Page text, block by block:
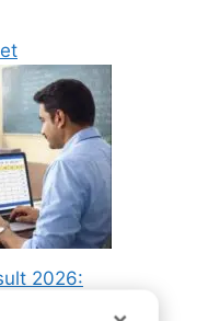
2026:
जारी, यहाँ से चेक